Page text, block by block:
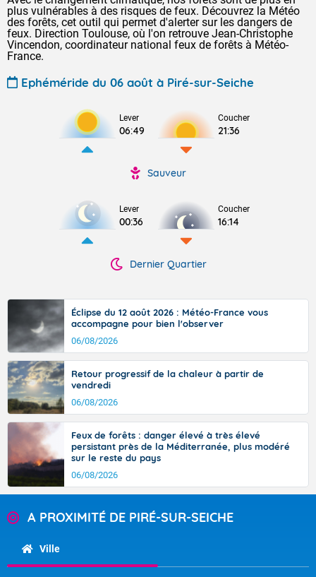
plus vulnérables à des risques de feux. Découvrez la Météo
des forêts, cet outil qui permet d'alerter sur les dangers de
feux. Direction Toulouse, où l'on retrouve Jean-Christophe
Vincendon, coordinateur national feux de forêts à Météo-
France.
Ephéméride du 06 août à Piré-sur-Seiche
Lever
06:49
Coucher
21:36
Sauveur
Lever
00:36
Coucher
16:14
Dernier Quartier
Éclipse du 12 août 2026 : Météo-France vous
accompagne pour bien l'observer
06/08/2026
Retour progressif de la chaleur à partir de
vendredi
06/08/2026
Feux de forêts : danger élevé à très élevé
persistant près de la Méditerranée, plus modéré
sur le reste du pays
06/08/2026
A PROXIMITÉ DE PIRÉ-SUR-SEICHE
Ville